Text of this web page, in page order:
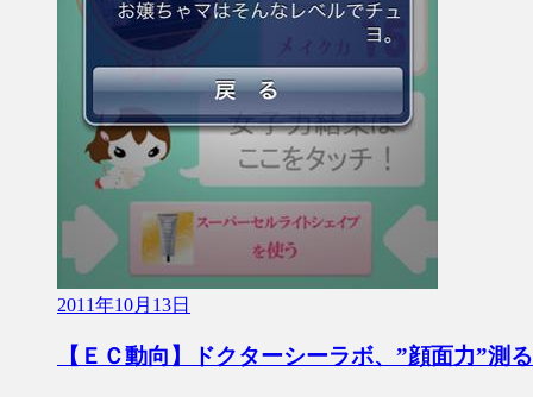
2011年10月13日
【ＥＣ動向】ドクターシーラボ、”顔面力”測